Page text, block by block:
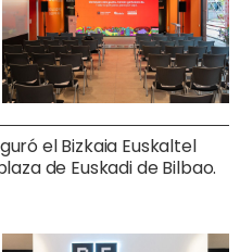
el Bizkaia Euskaltel
de Euskadi de Bilbao.